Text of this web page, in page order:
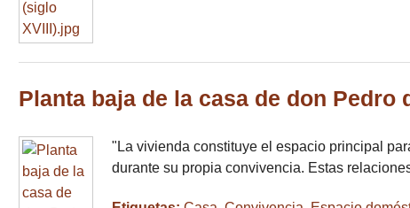
Planta baja de la casa de don Pedro
"La vivienda constituye el espacio principal
durante su propia convivencia. Estas